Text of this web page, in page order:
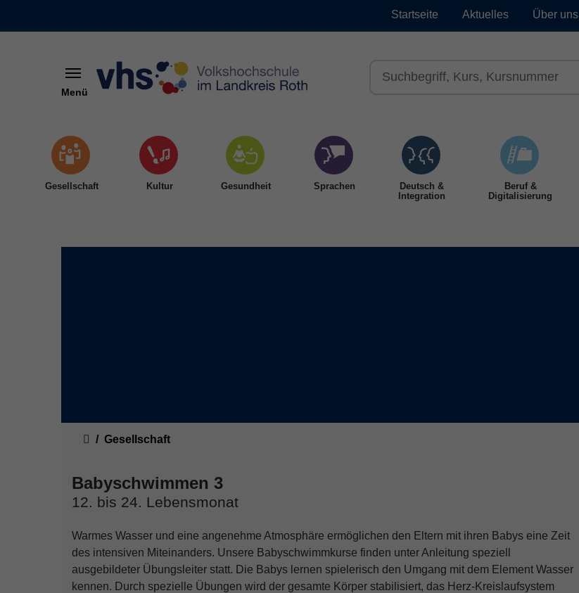
Startseite Aktuelles Über uns
Menü
Gesellschaft Kultur Gesundheit Sprachen
Deutsch &
Integration
Beruf &
Digitalisierung
Gesellschaft
Babyschwimmen 3
12. bis 24. Lebensmonat
Warmes Wasser und eine angenehme Atmosphäre ermöglichen den Eltern mit ihren Babys eine Zeit
des intensiven Miteinanders. Unsere Babyschwimmkurse finden unter Anleitung speziell
ausgebildeter Übungsleiter statt. Die Babys lernen spielerisch den Umgang mit dem Element Wasser
kennen. Durch spezielle Übungen wird der gesamte Körper stabilisiert, das Herz-Kreislaufsystem